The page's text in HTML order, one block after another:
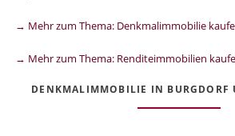
→ Mehr zum Thema: Denkmalimmobilie
→ Mehr zum Thema: Renditeimmobilien
DENKMALIMMOBILIE IN BURGDORF